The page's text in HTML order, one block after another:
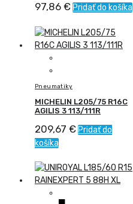
97,86 €Pridať do košíka
Pneumatiky
MICHELIN L205/75 R16C
AGILIS 3 113/111R
209,67 € Pridať do
košíka